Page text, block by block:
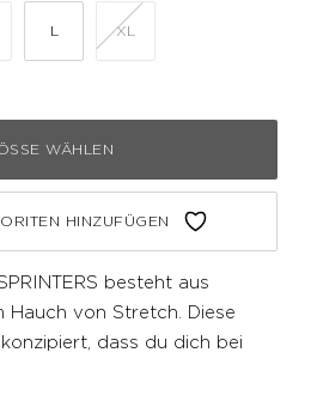
L XL
WÄHLEN
HINZUFÜGEN
besteht aus
Hauch von Stretch. Diese
dass du dich bei